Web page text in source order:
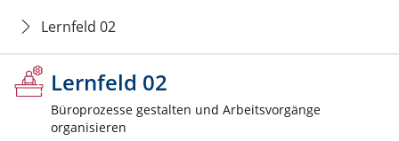
Lernfeld 02
Lernfeld 02
Büroprozesse gestalten und Arbeitsvorgänge
organisieren